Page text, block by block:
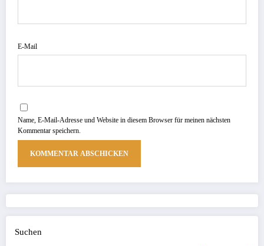
E-Mail
Name, E-Mail-Adresse und Website in diesem Browser für meinen nächsten
Kommentar speichern.
Suchen